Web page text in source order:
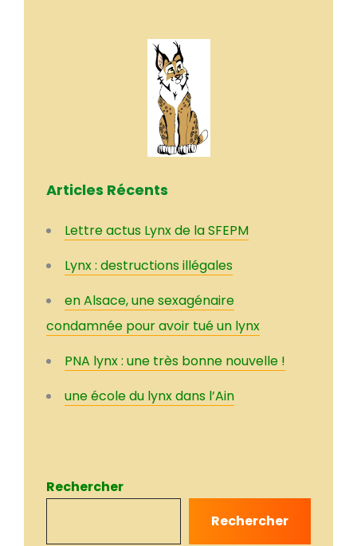
Articles Récents
Lettre actus Lynx de la SFEPM
Lynx : destructions illégales
en Alsace, une sexagénaire
condamnée pour avoir tué un lynx
PNA lynx : une très bonne nouvelle !
une école du lynx dans l’Ain
Rechercher
Rechercher